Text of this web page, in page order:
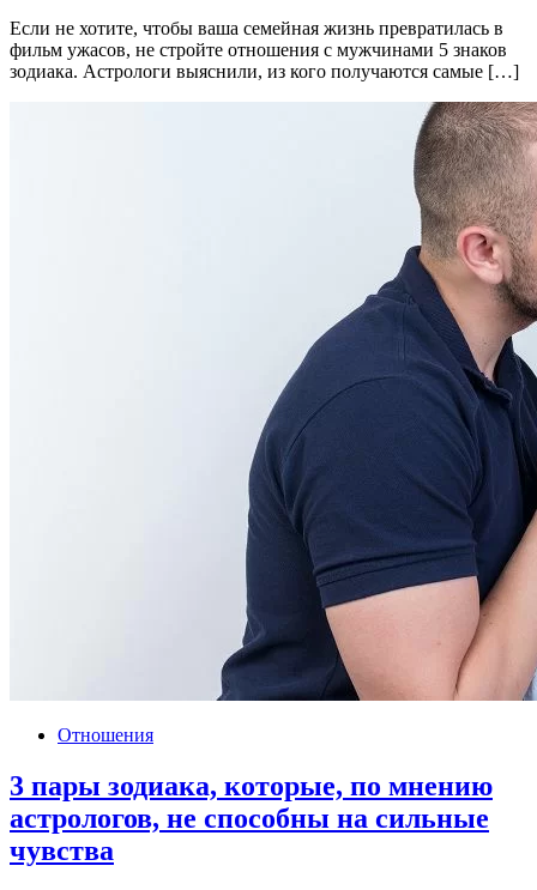
Если не хотите, чтобы ваша семейная жизнь превратилась в
фильм ужасов, не стройте отношения с мужчинами 5 знаков
зодиака. Астрологи выяснили, из кого получаются самые […]
Отношения
3 пары зодиака, которые, по мнению
астрологов, не способны на сильные
чувства